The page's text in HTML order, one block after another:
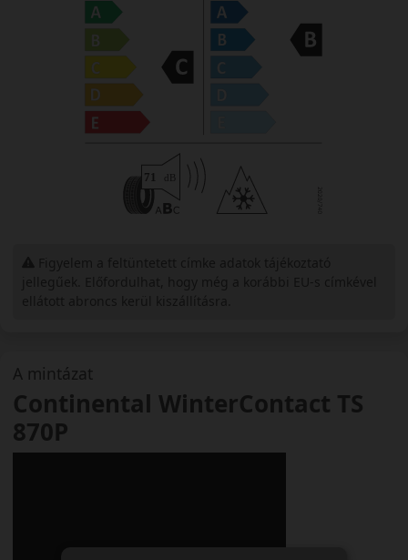
A mintázat
Continental WinterContact TS
870P